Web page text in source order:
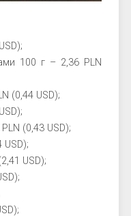
100 г – 2,36 PLN
(0,44 USD);
(0,43 USD);
USD);